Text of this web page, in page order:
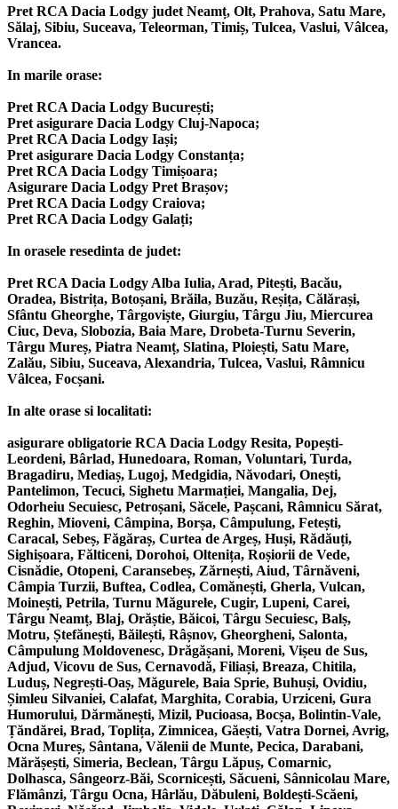
Pret RCA Dacia Lodgy judet Neamț, Olt, Prahova, Satu Mare,
Sălaj, Sibiu, Suceava, Teleorman, Timiș, Tulcea, Vaslui, Vâlcea,
Vrancea.
In marile orase:
Pret RCA Dacia Lodgy București;
Pret asigurare Dacia Lodgy Cluj-Napoca;
Pret RCA Dacia Lodgy Iași;
Pret asigurare Dacia Lodgy Constanța;
Pret RCA Dacia Lodgy Timișoara;
Asigurare Dacia Lodgy Pret Brașov;
Pret RCA Dacia Lodgy Craiova;
Pret RCA Dacia Lodgy Galați;
In orasele resedinta de judet:
Pret RCA Dacia Lodgy Alba Iulia, Arad, Pitești, Bacău,
Oradea, Bistrița, Botoșani, Brăila, Buzău, Reșița, Călărași,
Sfântu Gheorghe, Târgoviște, Giurgiu, Târgu Jiu, Miercurea
Ciuc, Deva, Slobozia, Baia Mare, Drobeta-Turnu Severin,
Târgu Mureș, Piatra Neamț, Slatina, Ploiești, Satu Mare,
Zalău, Sibiu, Suceava, Alexandria, Tulcea, Vaslui, Râmnicu
Vâlcea, Focșani.
In alte orase si localitati:
asigurare obligatorie RCA Dacia Lodgy Resita, Popești-
Leordeni, Bârlad, Hunedoara, Roman, Voluntari, Turda,
Bragadiru, Mediaș, Lugoj, Medgidia, Năvodari, Onești,
Pantelimon, Tecuci, Sighetu Marmației, Mangalia, Dej,
Odorheiu Secuiesc, Petroșani, Săcele, Pașcani, Râmnicu Sărat,
Reghin, Mioveni, Câmpina, Borșa, Câmpulung, Fetești,
Caracal, Sebeș, Făgăraș, Curtea de Argeș, Huși, Rădăuți,
Sighișoara, Fălticeni, Dorohoi, Oltenița, Roșiorii de Vede,
Cisnădie, Otopeni, Caransebeș, Zărnești, Aiud, Târnăveni,
Câmpia Turzii, Buftea, Codlea, Comănești, Gherla, Vulcan,
Moinești, Petrila, Turnu Măgurele, Cugir, Lupeni, Carei,
Târgu Neamț, Blaj, Orăștie, Băicoi, Târgu Secuiesc, Balș,
Motru, Ștefănești, Băilești, Râșnov, Gheorgheni, Salonta,
Câmpulung Moldovenesc, Drăgășani, Moreni, Vișeu de Sus,
Adjud, Vicovu de Sus, Cernavodă, Filiași, Breaza, Chitila,
Luduș, Negrești-Oaș, Măgurele, Baia Sprie, Buhuși, Ovidiu,
Șimleu Silvaniei, Calafat, Marghita, Corabia, Urziceni, Gura
Humorului, Dărmănești, Mizil, Pucioasa, Bocșa, Bolintin-Vale,
Țăndărei, Brad, Toplița, Zimnicea, Găești, Vatra Dornei, Avrig,
Ocna Mureș, Sântana, Vălenii de Munte, Pecica, Darabani,
Mărășești, Simeria, Beclean, Târgu Lăpuș, Comarnic,
Dolhasca, Sângeorz-Băi, Scornicești, Săcueni, Sânnicolau Mare,
Flămânzi, Târgu Ocna, Hârlău, Dăbuleni, Boldești-Scăeni,